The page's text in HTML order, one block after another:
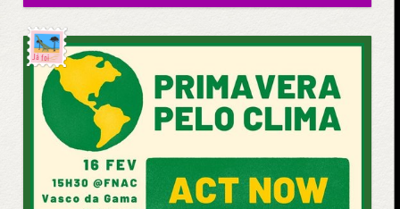
Já foi